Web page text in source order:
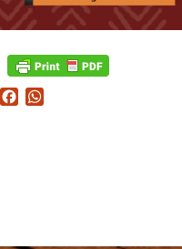
Facebook